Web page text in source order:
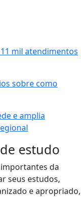
mil atendimentos
sobre como
e amplia
estudo
da
seus estudos,
e apropriado,